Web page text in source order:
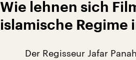
Wie lehnen sich
islamische Regime
Der Regisseur Jafar